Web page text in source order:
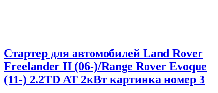
Стартер для автомобилей Land Rover
Freelander II (06-)/Range Rover Evoque
(11-) 2.2TD AT 2кВт картинка номер 3